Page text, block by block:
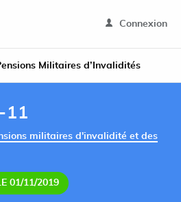
Connexion
Militaires d’Invalidités
11
militaires d'invalidité et des
01/11/2019